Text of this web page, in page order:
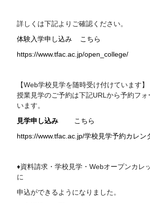
詳しくは下記よりご確認ください。
体験入学申し込み こちら
https://www.tfac.ac.jp/open_college/
【Web学校見学を随時受け付けています】
授業見学のご予約は下記URLから予約フォ
います。
見学申し込み
こちら
https://www.tfac.ac.jp/学校見学予約カレン
♦資料請求・学校見学・Webオープンカレ
に
申込ができるようになりました。